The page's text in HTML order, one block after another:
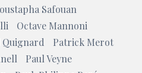
Safouan
Octave Mannoni
Quignard
Patrick Merot
Paul Veyne